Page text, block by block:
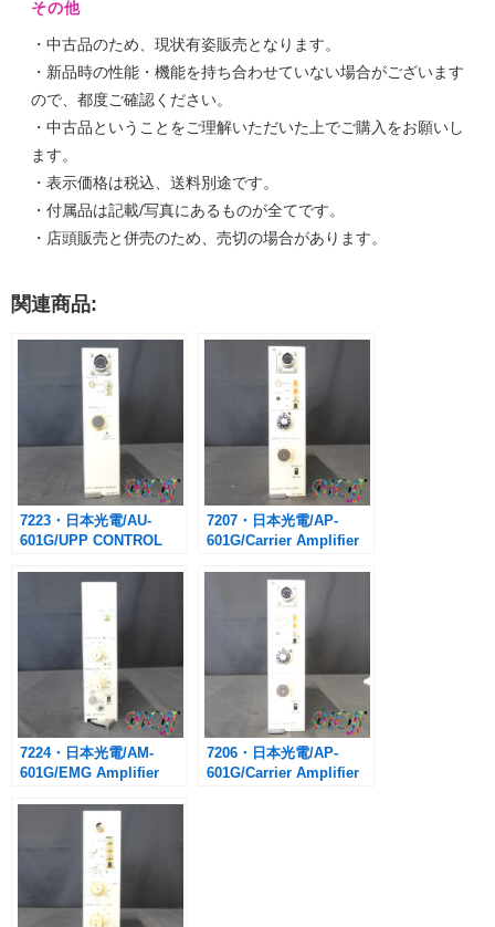
その他
・中古品のため、現状有姿販売となります。
・新品時の性能・機能を持ち合わせていない場合がございます
ので、都度ご確認ください。
・中古品ということをご理解いただいた上でご購入をお願いし
ます。
・表示価格は税込、送料別途です。
・付属品は記載/写真にあるものが全てです。
・店頭販売と併売のため、売切の場合があります。
関連商品:
7223・日本光電/AU-
601G/UPP CONTROL
7207・日本光電/AP-
601G/Carrier Amplifier
7224・日本光電/AM-
601G/EMG Amplifier
7206・日本光電/AP-
601G/Carrier Amplifier